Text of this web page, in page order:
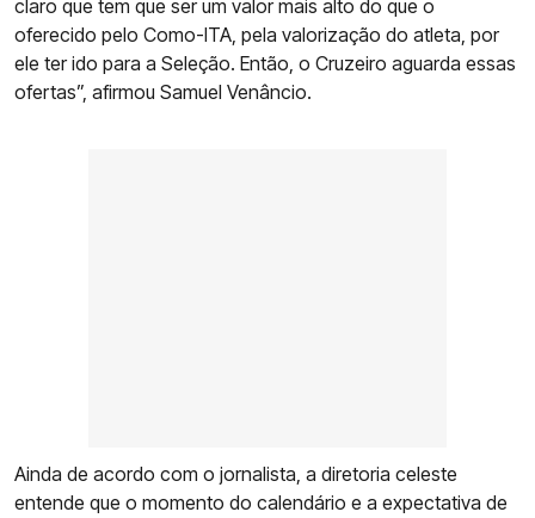
claro que tem que ser um valor mais alto do que o
oferecido pelo Como-ITA, pela valorização do atleta, por
ele ter ido para a Seleção. Então, o Cruzeiro aguarda essas
ofertas”, afirmou Samuel Venâncio.
Ainda de acordo com o jornalista, a diretoria celeste
entende que o momento do calendário e a expectativa de